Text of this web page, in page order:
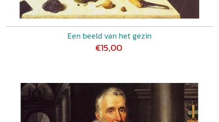
Een beeld van het gezin
€15,00